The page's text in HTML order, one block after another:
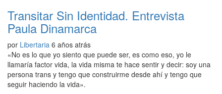
Transitar Sin Identidad. Entrevista
Paula Dinamarca
por Libertaria 6 años atrás
«No es lo que yo siento que puede ser, es como eso, yo le
llamaría factor vida, la vida misma te hace sentir y decir: soy una
persona trans y tengo que construirme desde ahí y tengo que
seguir haciendo la vida».